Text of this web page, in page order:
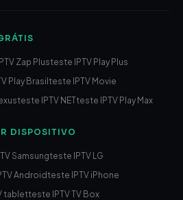
Zap Plusteste IPTV Play Plus
Play Brasilteste IPTV Movie
teste IPTV NETteste IPTV Play Max
DISPOSITIVO
Samsungteste IPTV LG
Androidteste IPTV iPhone
tabletteste IPTV TV Box